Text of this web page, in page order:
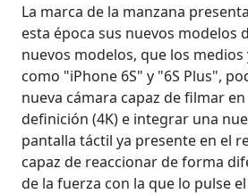
La marca de la manzana
esta época sus nuevos modelos
nuevos modelos, que los
como "iPhone 6S" y "6S Plus",
nueva cámara capaz de filmar
definición (4K) e integrar una
pantalla táctil ya presente en el
capaz de reaccionar de forma
de la fuerza con la que lo pulse